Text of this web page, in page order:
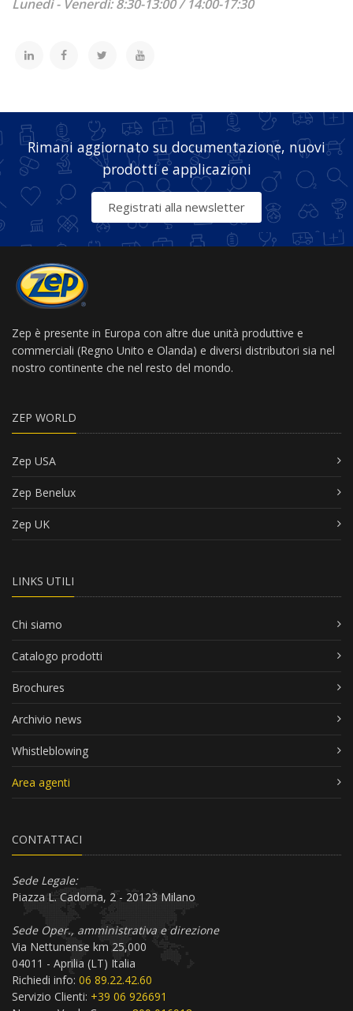
Lunedì - Venerdì: 8:30-13:00 / 14:00-17:30
Rimani aggiornato su documentazione, nuovi
prodotti e applicazioni
Registrati alla newsletter
Zep è presente in Europa con altre due unità produttive e
commerciali (Regno Unito e Olanda) e diversi distributori sia nel
nostro continente che nel resto del mondo.
ZEP WORLD
Zep USA
Zep Benelux
Zep UK
LINKS UTILI
Chi siamo
Catalogo prodotti
Brochures
Archivio news
Whistleblowing
Area agenti
CONTATTACI
Sede Legale:
Piazza L. Cadorna, 2 - 20123 Milano
Sede Oper., amministrativa e direzione
Via Nettunense km 25,000
04011 - Aprilia (LT) Italia
Richiedi info: 06 89.22.42.60
Servizio Clienti: +39 06 926691